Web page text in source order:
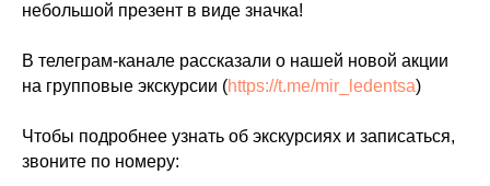
небольшой презент в виде значка!
В телеграм-канале рассказали о нашей новой акции
на групповые экскурсии (https://t.me/mir_ledentsa)
Чтобы подробнее узнать об экскурсиях и записаться,
звоните по номеру: